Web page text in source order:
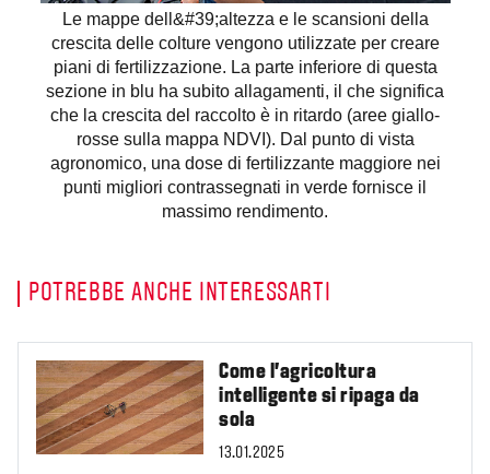
Le mappe dell&#39;altezza e le scansioni della
crescita delle colture vengono utilizzate per creare
piani di fertilizzazione. La parte inferiore di questa
sezione in blu ha subito allagamenti, il che significa
che la crescita del raccolto è in ritardo (aree giallo-
rosse sulla mappa NDVI). Dal punto di vista
agronomico, una dose di fertilizzante maggiore nei
punti migliori contrassegnati in verde fornisce il
massimo rendimento.
POTREBBE ANCHE INTERESSARTI
Come l'agricoltura
intelligente si ripaga da
sola
13.01.2025